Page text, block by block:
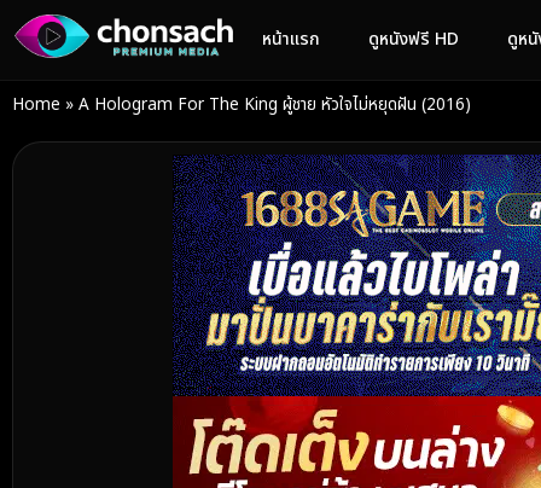
หน้าแรก ดูหนังฟรี HD ดูห
Home » A Hologram For The King ผู้ชาย หัวใจไม่หยุดฝัน (2016)